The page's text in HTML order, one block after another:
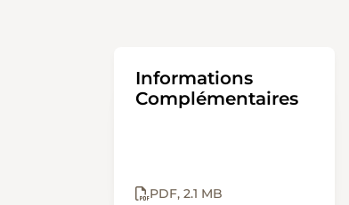
Informations
Complémentaires
PDF 2.1 MB